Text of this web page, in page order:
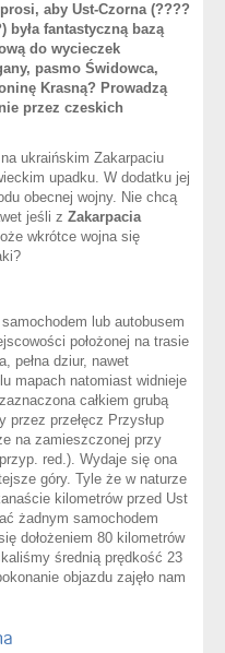
aby Ust-Czorna (????
była fantastyczną bazą
do wycieczek
pasmo Świdowca,
Krasną? Prowadzą
przez czeskich
ukraińskim Zakarpaciu
upadku. W dodatku jej
obecnej wojny. Nie chcą
jeśli z Zakarpacia
wkrótce wojna się
lub autobusem
położonej na trasie
pełna dziur, nawet
mapach natomiast widnieje
całkiem grubą
przez przełęcz Przysłup
na zamieszczonej przy
red.). Wydaje się ona
góry. Tyle że w naturze
kilometrów przed Ust
żadnym samochodem
dołożeniem 80 kilometrów
średnią prędkość 23
objazdu zajęło nam